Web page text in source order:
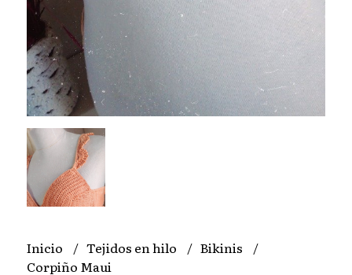
Inicio Tejidos en hilo
Bikinis
Corpiño Maui